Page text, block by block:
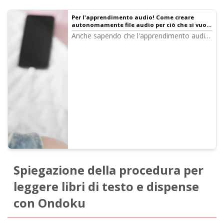
Per l'apprendimento audio! Come creare
autonomamente file audio per ciò che si vuole
studiare [Gratis] | Software di sintesi vocale
Ondoku
Anche sapendo che l'apprendimento audio
Spiegazione della procedura per
leggere libri di testo e dispense
con Ondoku